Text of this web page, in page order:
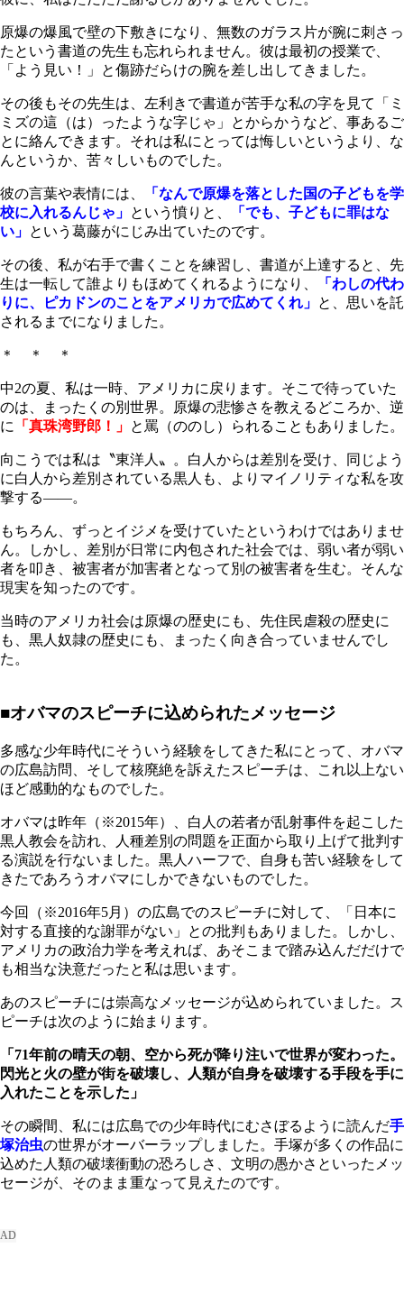
原爆の爆風で壁の下敷きになり、無数のガラス片が腕に刺さっ
たという書道の先生も忘れられません。彼は最初の授業で、
「よう見い！」と傷跡だらけの腕を差し出してきました。
その後もその先生は、左利きで書道が苦手な私の字を見て「ミ
ミズの這（は）ったような字じゃ」とからかうなど、事あるご
とに絡んできます。それは私にとっては悔しいというより、な
んというか、苦々しいものでした。
彼の言葉や表情には、
「なんで原爆を落とした国の子どもを学
校に入れるんじゃ」 という憤りと、
「でも、子どもに罪はな
い」 という葛藤がにじみ出ていたのです。
その後、私が右手で書くことを練習し、書道が上達すると、先
生は一転して誰よりもほめてくれるようになり、
「わしの代わ
りに、ピカドンのことをアメリカで広めてくれ」 と、思いを託
されるまでになりました。
＊ ＊ ＊
中2の夏、私は一時、アメリカに戻ります。そこで待っていた
のは、まったくの別世界。原爆の悲惨さを教えるどころか、逆
に
「真珠湾野郎！」 と罵（ののし）られることもありました。
向こうでは私は〝東洋人〟。白人からは差別を受け、同じよう
に白人から差別されている黒人も、よりマイノリティな私を攻
撃する――。
もちろん、ずっとイジメを受けていたというわけではありませ
ん。しかし、差別が日常に内包された社会では、弱い者が弱い
者を叩き、被害者が加害者となって別の被害者を生む。そんな
現実を知ったのです。
当時のアメリカ社会は原爆の歴史にも、先住民虐殺の歴史に
も、黒人奴隷の歴史にも、まったく向き合っていませんでし
た。
■オバマのスピーチに込められたメッセージ
多感な少年時代にそういう経験をしてきた私にとって、オバマ
の広島訪問、そして核廃絶を訴えたスピーチは、これ以上ない
ほど感動的なものでした。
オバマは昨年（※2015年）、白人の若者が乱射事件を起こした
黒人教会を訪れ、人種差別の問題を正面から取り上げて批判す
る演説を行ないました。黒人ハーフで、自身も苦い経験をして
きたであろうオバマにしかできないものでした。
今回（※2016年5月）の広島でのスピーチに対して、「日本に
対する直接的な謝罪がない」との批判もありました。しかし、
アメリカの政治力学を考えれば、あそこまで踏み込んだだけで
も相当な決意だったと私は思います。
あのスピーチには崇高なメッセージが込められていました。ス
ピーチは次のように始まります。
「71年前の晴天の朝、空から死が降り注いで世界が変わった。
閃光と火の壁が街を破壊し、人類が自身を破壊する手段を手に
入れたことを示した」
その瞬間、私には広島での少年時代にむさぼるように読んだ手
塚治虫の世界がオーバーラップしました。手塚が多くの作品に
込めた人類の破壊衝動の恐ろしさ、文明の愚かさといったメッ
セージが、そのまま重なって見えたのです。